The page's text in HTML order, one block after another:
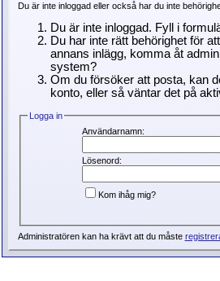
Du är inte inloggad eller också har du inte
Du är inte inloggad. Fyll i
Du har inte rätt behörighet för
annans inlägg, komma åt
system?
Om du försöker att posta, kan
konto, eller så väntar det på
Logga in
Användarnamn:
Lösenord:
Kom ihåg mig?
Administratören kan ha krävt att du måste